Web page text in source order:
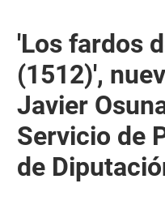
'Los fardos
(1512)',
Javier
Servicio de
de